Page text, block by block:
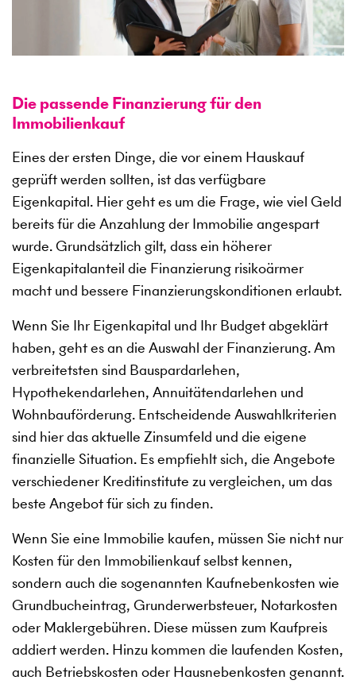
Die passende Finanzierung für den
Immobilienkauf
Eines der ersten Dinge, die vor einem Hauskauf
geprüft werden sollten, ist das verfügbare
Eigenkapital. Hier geht es um die Frage, wie viel Geld
bereits für die Anzahlung der Immobilie angespart
wurde. Grundsätzlich gilt, dass ein höherer
Eigenkapitalanteil die Finanzierung risikoärmer
macht und bessere Finanzierungskonditionen erlaubt.
Wenn Sie Ihr Eigenkapital und Ihr Budget abgeklärt
haben, geht es an die Auswahl der Finanzierung. Am
verbreitetsten sind Bauspardarlehen,
Hypothekendarlehen, Annuitätendarlehen und
Wohnbauförderung. Entscheidende Auswahlkriterien
sind hier das aktuelle Zinsumfeld und die eigene
finanzielle Situation. Es empfiehlt sich, die Angebote
verschiedener Kreditinstitute zu vergleichen, um das
beste Angebot für sich zu finden.
Wenn Sie eine Immobilie kaufen, müssen Sie nicht nur
Kosten für den Immobilienkauf selbst kennen,
sondern auch die sogenannten Kaufnebenkosten wie
Grundbucheintrag, Grunderwerbsteuer, Notarkosten
oder Maklergebühren. Diese müssen zum Kaufpreis
addiert werden. Hinzu kommen die laufenden Kosten,
auch Betriebskosten oder Hausnebenkosten genannt.